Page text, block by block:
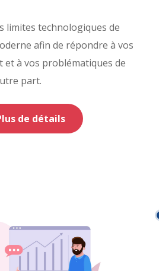
limites technologiques de
afin de répondre à vos
et à vos problématiques de
part.
de détails